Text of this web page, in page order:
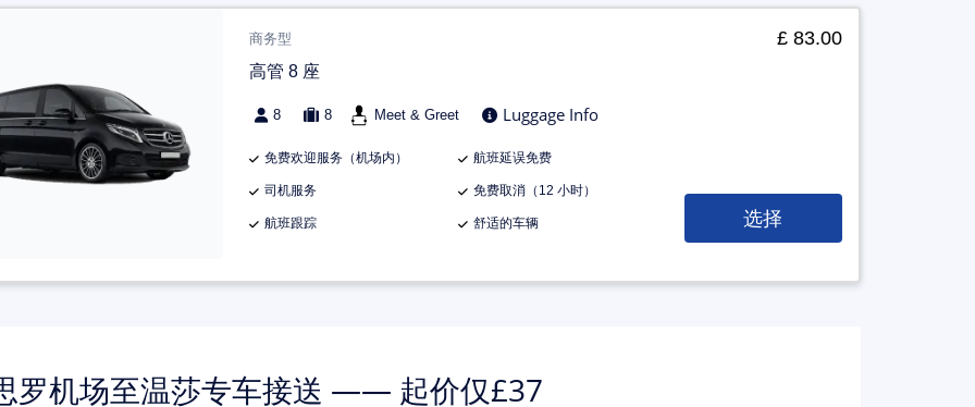
商务型
高管 8 座
8 8 Meet & Greet Luggage Info
免费欢迎服务（机场内） 航班延误免费
司机服务 免费取消（12 小时）
航班跟踪 舒适的车辆
£ 83.00
选择
罗机场至温莎专车接送 —— 起价仅£37